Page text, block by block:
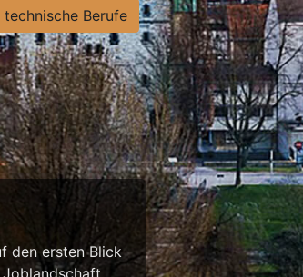
Berufe
den ersten Blick